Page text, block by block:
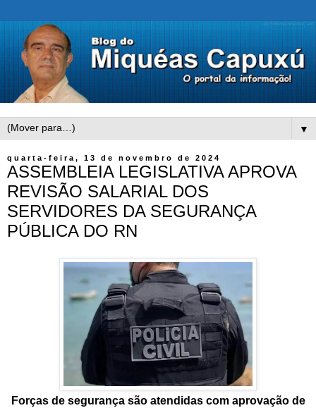
▼
quarta-feira, 13 de novembro de 2024
ASSEMBLEIA LEGISLATIVA APROVA
REVISÃO SALARIAL DOS
SERVIDORES DA SEGURANÇA
PÚBLICA DO RN
Forças de segurança são atendidas com aprovação de